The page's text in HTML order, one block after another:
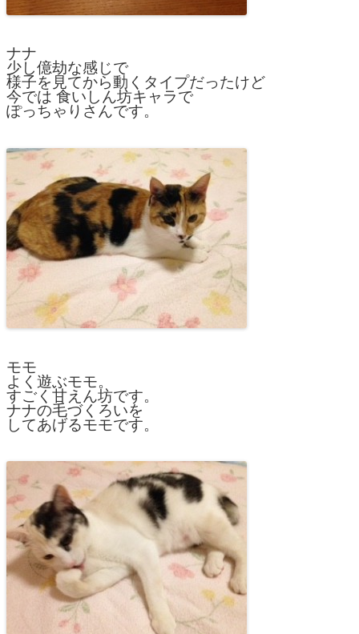
ナナ
少し億劫な感じで
様子を見てから動くタイプだったけど
今では 食いしん坊キャラで
ぽっちゃりさんです。
モモ
よく遊ぶモモ。
すごく甘えん坊です。
ナナの毛づくろいを
してあげるモモです。